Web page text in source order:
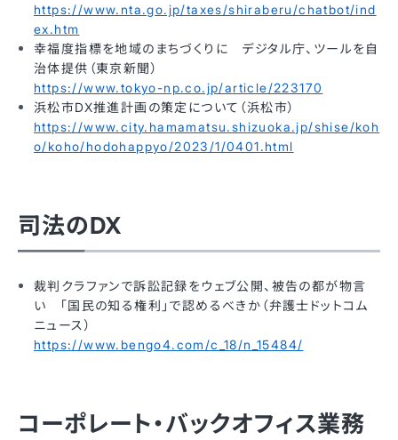
https://www.nta.go.jp/taxes/shiraberu/chatbot/ind
ex.htm
幸福度指標を地域のまちづくりに デジタル庁、ツールを自
治体提供（東京新聞）
https://www.tokyo-np.co.jp/article/223170
浜松市DX推進計画の策定について（浜松市）
https://www.city.hamamatsu.shizuoka.jp/shise/koh
o/koho/hodohappyo/2023/1/0401.html
司法のDX
裁判クラファンで訴訟記録をウェブ公開、被告の都が物言
い 「国民の知る権利」で認めるべきか（弁護士ドットコム
ニュース）
https://www.bengo4.com/c_18/n_15484/
コーポレート・バックオフィス業務